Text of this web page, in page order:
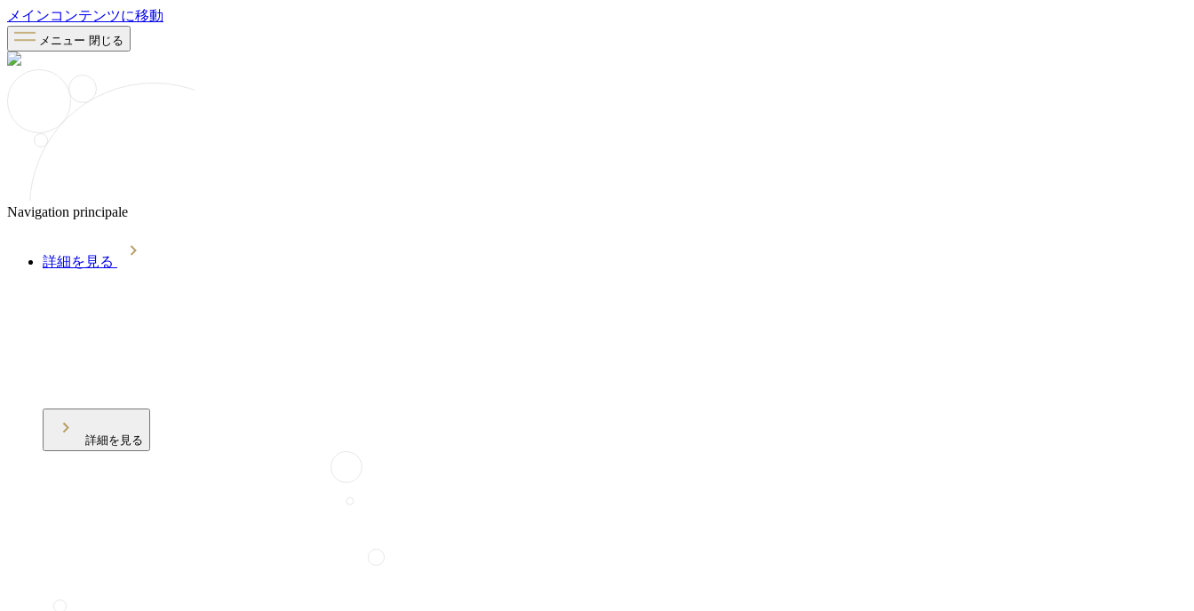
メインコンテンツに移動
メニュー 閉じる
Navigation principale
詳細を見る
詳細を見る